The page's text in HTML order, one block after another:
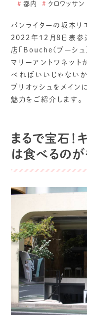
# 都内 # クロワッサン
パンライターの坂本リ
2022年12月8日表参
店「Bouche(ブーシュ)
マリーアントワネッ
べればいいじゃない
ブリオッシュをメイン
魅力をご紹介します。
まるで宝石！
は食べるの